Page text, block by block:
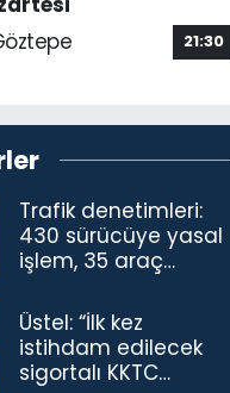
21:30
Trafik denetimleri:
430 sürücüye yasal
işlem, 35 araç
Üstel: “İlk kez
istihdam edilecek
sigortalı KKTC